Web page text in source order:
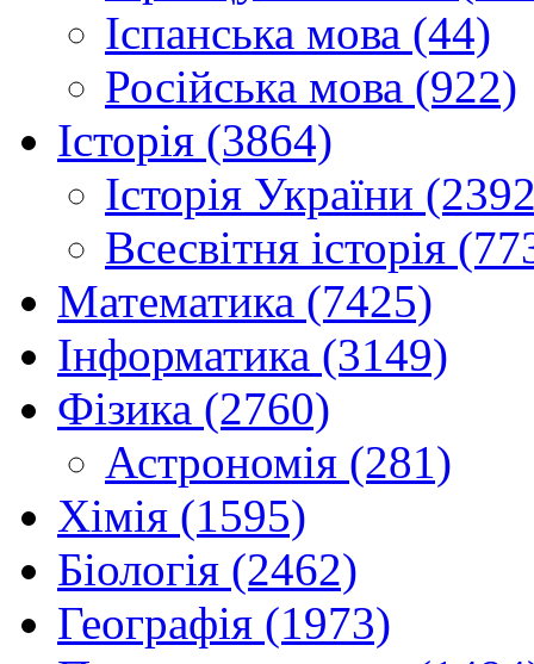
Іспанська мова (44)
Російська мова (922)
Історія (3864)
Історія України
Всесвітня історія
Математика (7425)
Інформатика (3149)
Фізика (2760)
Астрономія (281)
Хімія (1595)
Біологія (2462)
Географія (1973)